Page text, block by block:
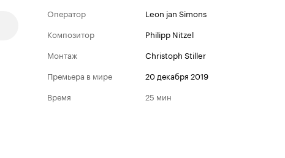
Оператор
Leon jan Simons
Композитор
Philipp Nitzel
Монтаж
Christoph Stiller
Премьера в мире
20 декабря 2019
Время
25 мин